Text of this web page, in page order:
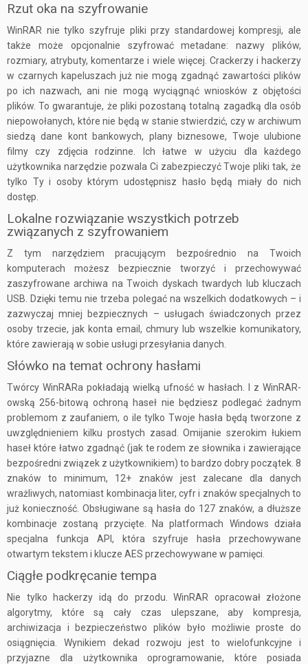
Rzut oka na szyfrowanie
WinRAR nie tylko szyfruje pliki przy standardowej kompresji, ale
także może opcjonalnie szyfrować metadane: nazwy plików,
rozmiary, atrybuty, komentarze i wiele więcej. Crackerzy i hackerzy
w czarnych kapeluszach już nie mogą zgadnąć zawartości plików
po ich nazwach, ani nie mogą wyciągnąć wniosków z objętości
plików. To gwarantuje, że pliki pozostaną totalną zagadką dla osób
niepowołanych, które nie będą w stanie stwierdzić, czy w archiwum
siedzą dane kont bankowych, plany biznesowe, Twoje ulubione
filmy czy zdjęcia rodzinne. Ich łatwe w użyciu dla każdego
użytkownika narzędzie pozwala Ci zabezpieczyć Twoje pliki tak, że
tylko Ty i osoby którym udostępnisz hasło będą miały do nich
dostęp.
Lokalne rozwiązanie wszystkich potrzeb
związanych z szyfrowaniem
Z tym narzędziem pracującym bezpośrednio na Twoich
komputerach możesz bezpiecznie tworzyć i przechowywać
zaszyfrowane archiwa na Twoich dyskach twardych lub kluczach
USB. Dzięki temu nie trzeba polegać na wszelkich dodatkowych – i
zazwyczaj mniej bezpiecznych – usługach świadczonych przez
osoby trzecie, jak konta email, chmury lub wszelkie komunikatory,
które zawierają w sobie usługi przesyłania danych.
Słówko na temat ochrony hasłami
Twórcy WinRARa pokładają wielką ufność w hasłach. I z WinRAR-
owską 256-bitową ochroną haseł nie będziesz podlegać żadnym
problemom z zaufaniem, o ile tylko Twoje hasła będą tworzone z
uwzględnieniem kilku prostych zasad. Omijanie szerokim łukiem
haseł które łatwo zgadnąć (jak te rodem ze słownika i zawierające
bezpośredni związek z użytkownikiem) to bardzo dobry początek. 8
znaków to minimum, 12+ znaków jest zalecane dla danych
wrażliwych, natomiast kombinacja liter, cyfr i znaków specjalnych to
już konieczność. Obsługiwane są hasła do 127 znaków, a dłuższe
kombinacje zostaną przycięte. Na platformach Windows działa
specjalna funkcja API, która szyfruje hasła przechowywane
otwartym tekstem i klucze AES przechowywane w pamięci.
Ciągłe podkręcanie tempa
Nie tylko hackerzy idą do przodu. WinRAR opracował złożone
algorytmy, które są cały czas ulepszane, aby kompresja,
archiwizacja i bezpieczeństwo plików było możliwie proste do
osiągnięcia. Wynikiem dekad rozwoju jest to wielofunkcyjne i
przyjazne dla użytkownika oprogramowanie, które posiada